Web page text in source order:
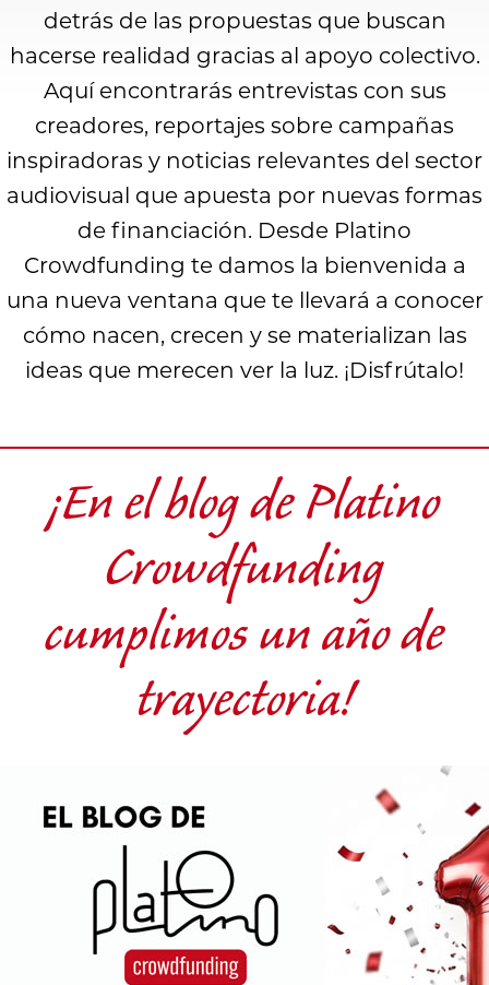
detrás de las propuestas que buscan
hacerse realidad gracias al apoyo colectivo.
Aquí encontrarás entrevistas con sus
creadores, reportajes sobre campañas
inspiradoras y noticias relevantes del sector
audiovisual que apuesta por nuevas formas
de financiación. Desde Platino
Crowdfunding te damos la bienvenida a
una nueva ventana que te llevará a conocer
cómo nacen, crecen y se materializan las
ideas que merecen ver la luz. ¡Disfrútalo!
¡En el blog de Platino
Crowdfunding
cumplimos un año de
trayectoria!